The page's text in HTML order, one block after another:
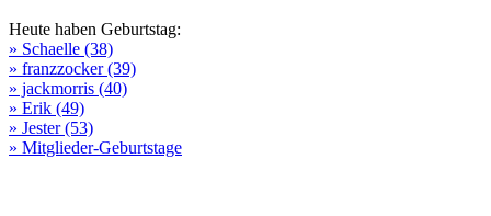
Heute haben Geburtstag:
» Schaelle (38)
» franzzocker (39)
» jackmorris (40)
» Erik (49)
» Jester (53)
» Mitglieder-Geburtstage